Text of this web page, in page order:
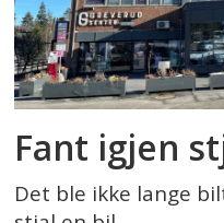
Fant igjen
Det ble ikke lange